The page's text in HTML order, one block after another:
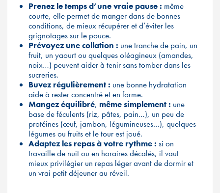
Prenez le temps d’une vraie pause : même
courte, elle permet de manger dans de bonnes
conditions, de mieux récupérer et d’éviter les
grignotages sur le pouce.
Prévoyez une collation : une tranche de pain, un
fruit, un yaourt ou quelques oléagineux (amandes,
noix…) peuvent aider à tenir sans tomber dans les
sucreries.
Buvez régulièrement : une bonne hydratation
aide à rester concentré et en forme.
Mangez équilibré, même simplement : une
base de féculents (riz, pâtes, pain…), un peu de
protéines (œuf, jambon, légumineuses…), quelques
légumes ou fruits et le tour est joué.
Adaptez les repas à votre rythme : si on
travaille de nuit ou en horaires décalés, il vaut
mieux privilégier un repas léger avant de dormir et
un vrai petit déjeuner au réveil.